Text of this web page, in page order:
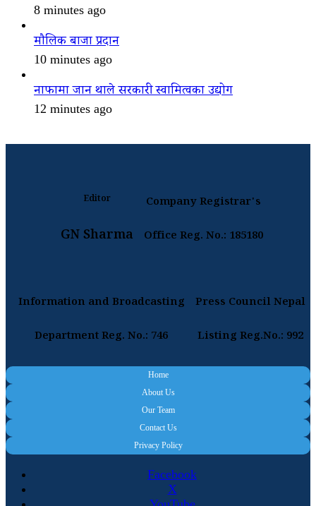
8 minutes ago
मौलिक बाजा प्रदान
10 minutes ago
नाफामा जान थाले सरकारी स्वामित्वका उद्योग
12 minutes ago
Editor
GN Sharma
Company Registrar's
Office Reg. No.: 185180
Information and Broadcasting
Department Reg. No.: 746
Press Council Nepal
Listing Reg.No.: 992
Home
About Us
Our Team
Contact Us
Privacy Policy
Facebook
X